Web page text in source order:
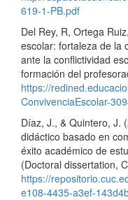
619-1-PB.pdf
Del Rey, R, Ortega
escolar: fortaleza de la
ante la conflictividad
formación del
https://
ConvivenciaEscolar-
Díaz, J., & Quintero, J.
didáctico basado en
éxito académico de
(Doctoral dissertation,
https://
e108-4435-a3ef-